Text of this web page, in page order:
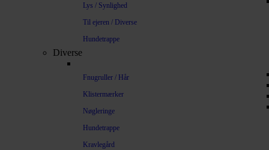
Lys / Synlighed
Til ejeren / Diverse
Hundetrappe
Diverse
Fnugruller / Hår
Klistermærker
Nøgleringe
Hundetrappe
Kravlegård